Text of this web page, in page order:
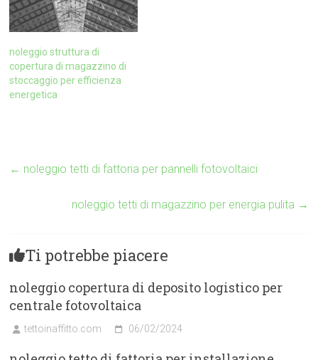
noleggio struttura di
copertura di magazzino di
stoccaggio per efficienza
energetica
← noleggio tetti di fattoria per pannelli fotovoltaici
noleggio tetti di magazzino per energia pulita →
Ti potrebbe piacere
noleggio copertura di deposito logistico per
centrale fotovoltaica
tettoinaffitto.com 06/02/2024